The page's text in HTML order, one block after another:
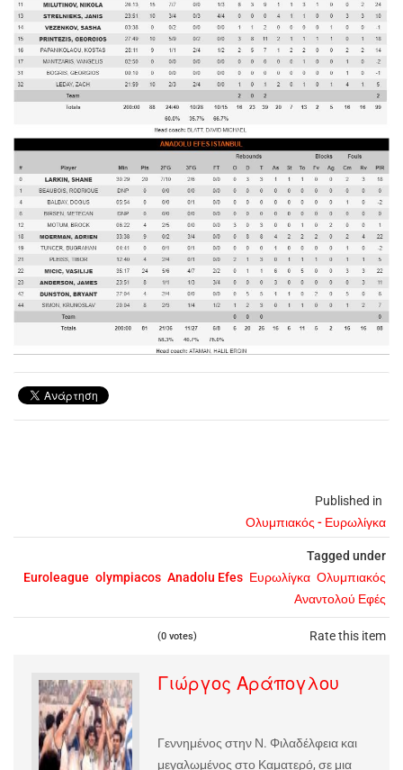
Published in
Ολυμπιακός - Ευρωλίγκα
Tagged under
Euroleague olympiacos Anadolu Efes Ευρωλίγκα Ολυμπιακός
Αναντολού Εφές
Rate this item
(0 votes)
Γιώργος Αράπογλου
Γεννημένος στην Ν. Φιλαδέλφεια και
μεγαλωμένος στο Καματερό, σε μια